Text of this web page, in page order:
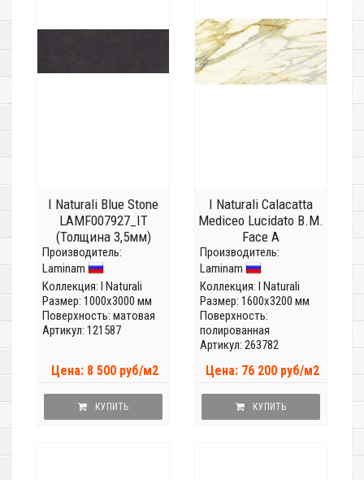
I Naturali Blue Stone
LAMF007927_IT
(Толщина 3,5мм)
Производитель:
Laminam
Коллекция: I Naturali
Размер: 1000x3000 мм
Поверхность: матовая
Артикул: 121587
Цена: 8 500 руб/м2
КУПИТЬ
I Naturali Calacatta
Mediceo Lucidato B.M.
Face A
LAMFFM0181_IT
Производитель:
Laminam
Коллекция: I Naturali
Размер: 1600x3200 мм
Поверхность:
полированная
Артикул: 263782
Цена: 76 200 руб/м2
КУПИТЬ